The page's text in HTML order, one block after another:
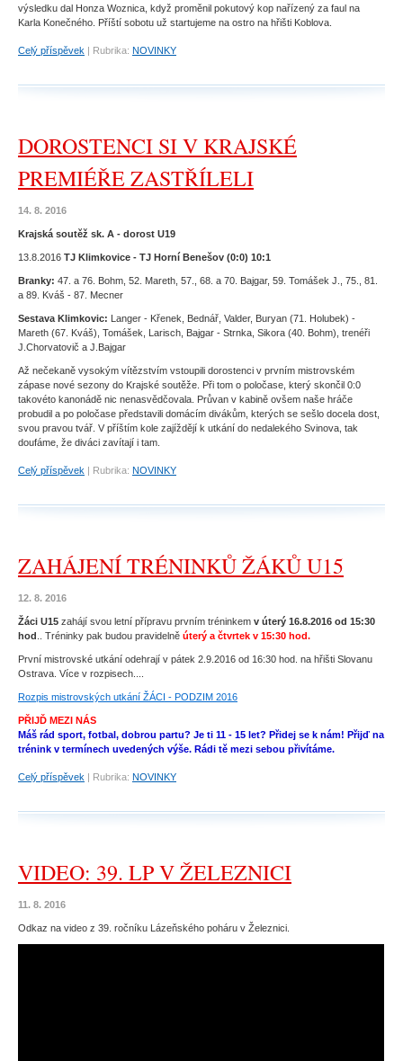
výsledku dal Honza Woznica, když proměnil pokutový kop nařízený za faul na
Karla Konečného. Příští sobotu už startujeme na ostro na hřišti Koblova.
Celý příspěvek | Rubrika: NOVINKY
DOROSTENCI SI V KRAJSKÉ
PREMIÉŘE ZASTŘÍLELI
14. 8. 2016
Krajská soutěž sk. A - dorost U19
13.8.2016 TJ Klimkovice - TJ Horní Benešov (0:0) 10:1
Branky: 47. a 76. Bohm, 52. Mareth, 57., 68. a 70. Bajgar, 59. Tomášek J., 75., 81.
a 89. Kváš - 87. Mecner
Sestava Klimkovic: Langer - Křenek, Bednář, Valder, Buryan (71. Holubek) -
Mareth (67. Kváš), Tomášek, Larisch, Bajgar - Strnka, Sikora (40. Bohm), trenéři
J.Chorvatovič a J.Bajgar
Až nečekaně vysokým vítězstvím vstoupili dorostenci v prvním mistrovském
zápase nové sezony do Krajské soutěže. Při tom o poločase, který skončil 0:0
takovéto kanonádě nic nenasvědčovala. Průvan v kabině ovšem naše hráče
probudil a po poločase představili domácím divákům, kterých se sešlo docela dost,
svou pravou tvář. V příštím kole zajíždějí k utkání do nedalekého Svinova, tak
doufáme, že diváci zavítají i tam.
Celý příspěvek | Rubrika: NOVINKY
ZAHÁJENÍ TRÉNINKŮ ŽÁKŮ U15
12. 8. 2016
Žáci U15 zahájí svou letní přípravu prvním tréninkem v úterý 16.8.2016 od 15:30
hod .. Tréninky pak budou pravidelně úterý a čtvrtek v 15:30 hod.
První mistrovské utkání odehrají v pátek 2.9.2016 od 16:30 hod. na hřišti Slovanu
Ostrava. Více v rozpisech....
Rozpis mistrovských utkání ŽÁCI - PODZIM 2016
PŘIJĎ MEZI NÁS
Máš rád sport, fotbal, dobrou partu? Je ti 11 - 15 let? Přidej se k nám! Přijď na
trénink v termínech uvedených výše. Rádi tě mezi sebou přivítáme.
Celý příspěvek | Rubrika: NOVINKY
VIDEO: 39. LP V ŽELEZNICI
11. 8. 2016
Odkaz na video z 39. ročníku Lázeňského poháru v Železnici.